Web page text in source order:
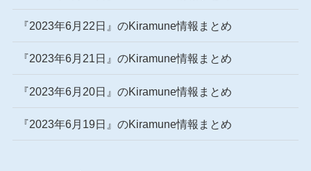
『2023年6月22日』のKiramune情報まとめ
『2023年6月21日』のKiramune情報まとめ
『2023年6月20日』のKiramune情報まとめ
『2023年6月19日』のKiramune情報まとめ